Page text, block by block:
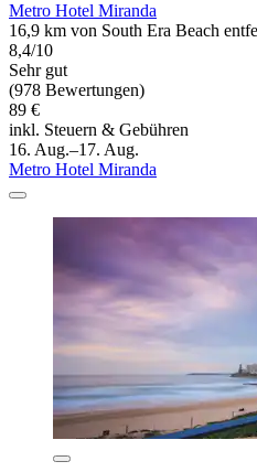
Metro Hotel Miranda
16,9 km von South Era Beach
8,4/10
Sehr gut
(978 Bewertungen)
89 €
inkl. Steuern & Gebühren
16. Aug.–17. Aug.
Metro Hotel Miranda